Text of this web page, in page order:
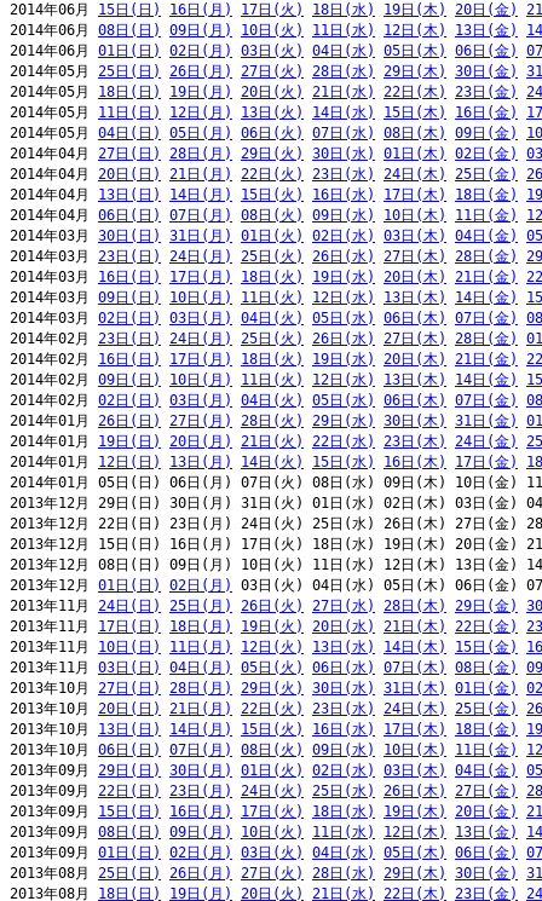
2014年06月 15日(日) 16日(月) 17日(火) 18日(水) 19日(木) 20日(金)
2014年06月 08日(日) 09日(月) 10日(火) 11日(水) 12日(木) 13日(金)
2014年06月 01日(日) 02日(月) 03日(火) 04日(水) 05日(木) 06日(金)
2014年05月 25日(日) 26日(月) 27日(火) 28日(水) 29日(木) 30日(金)
2014年05月 18日(日) 19日(月) 20日(火) 21日(水) 22日(木) 23日(金)
2014年05月 11日(日) 12日(月) 13日(火) 14日(水) 15日(木) 16日(金)
2014年05月 04日(日) 05日(月) 06日(火) 07日(水) 08日(木) 09日(金)
2014年04月 27日(日) 28日(月) 29日(火) 30日(水) 01日(木) 02日(金)
2014年04月 20日(日) 21日(月) 22日(火) 23日(水) 24日(木) 25日(金)
2014年04月 13日(日) 14日(月) 15日(火) 16日(水) 17日(木) 18日(金)
2014年04月 06日(日) 07日(月) 08日(火) 09日(水) 10日(木) 11日(金)
2014年03月 30日(日) 31日(月) 01日(火) 02日(水) 03日(木) 04日(金)
2014年03月 23日(日) 24日(月) 25日(火) 26日(水) 27日(木) 28日(金)
2014年03月 16日(日) 17日(月) 18日(火) 19日(水) 20日(木) 21日(金)
2014年03月 09日(日) 10日(月) 11日(火) 12日(水) 13日(木) 14日(金)
2014年03月 02日(日) 03日(月) 04日(火) 05日(水) 06日(木) 07日(金)
2014年02月 23日(日) 24日(月) 25日(火) 26日(水) 27日(木) 28日(金)
2014年02月 16日(日) 17日(月) 18日(火) 19日(水) 20日(木) 21日(金)
2014年02月 09日(日) 10日(月) 11日(火) 12日(水) 13日(木) 14日(金)
2014年02月 02日(日) 03日(月) 04日(火) 05日(水) 06日(木) 07日(金)
2014年01月 26日(日) 27日(月) 28日(火) 29日(水) 30日(木) 31日(金)
2014年01月 19日(日) 20日(月) 21日(火) 22日(水) 23日(木) 24日(金)
2014年01月 12日(日) 13日(月) 14日(火) 15日(水) 16日(木) 17日(金)
2014年01月 05日(日) 06日(月) 07日(火) 08日(水) 09日(木) 10日(金)
2013年12月 29日(日) 30日(月) 31日(火) 01日(水) 02日(木) 03日(金)
2013年12月 22日(日) 23日(月) 24日(火) 25日(水) 26日(木) 27日(金)
2013年12月 15日(日) 16日(月) 17日(火) 18日(水) 19日(木) 20日(金)
2013年12月 08日(日) 09日(月) 10日(火) 11日(水) 12日(木) 13日(金)
2013年12月 01日(日) 02日(月)
03日(火) 04日(水) 05日(木) 06日(金)
2013年11月 24日(日) 25日(月) 26日(火) 27日(水) 28日(木) 29日(金)
2013年11月 17日(日) 18日(月) 19日(火) 20日(水) 21日(木) 22日(金)
2013年11月 10日(日) 11日(月) 12日(火) 13日(水) 14日(木) 15日(金)
2013年11月 03日(日) 04日(月) 05日(火) 06日(水) 07日(木) 08日(金)
2013年10月 27日(日) 28日(月) 29日(火) 30日(水) 31日(木) 01日(金)
2013年10月 20日(日) 21日(月) 22日(火) 23日(水) 24日(木) 25日(金)
2013年10月 13日(日) 14日(月) 15日(火) 16日(水) 17日(木) 18日(金)
2013年10月 06日(日) 07日(月) 08日(火) 09日(水) 10日(木) 11日(金)
2013年09月 29日(日) 30日(月) 01日(火) 02日(水) 03日(木) 04日(金)
2013年09月 22日(日) 23日(月) 24日(火) 25日(水) 26日(木) 27日(金)
2013年09月 15日(日) 16日(月) 17日(火) 18日(水) 19日(木) 20日(金)
2013年09月 08日(日) 09日(月) 10日(火) 11日(水) 12日(木) 13日(金)
2013年09月 01日(日) 02日(月) 03日(火) 04日(水) 05日(木) 06日(金)
2013年08月 25日(日) 26日(月) 27日(火) 28日(水) 29日(木) 30日(金)
2013年08月 18日(日) 19日(月) 20日(火) 21日(水) 22日(木) 23日(金)